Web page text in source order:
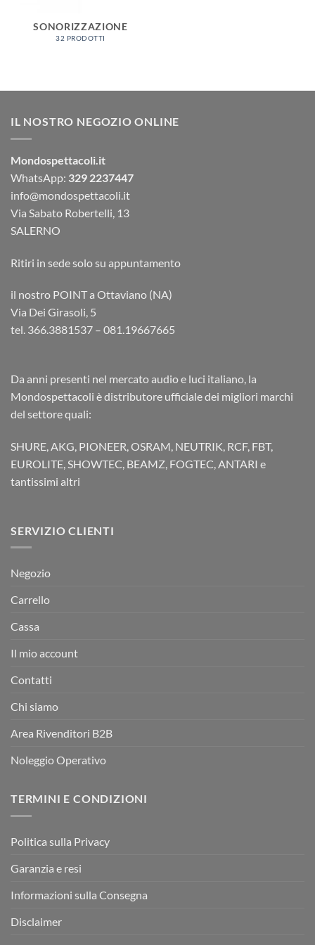
SONORIZZAZIONE
32 PRODOTTI
IL NOSTRO NEGOZIO ONLINE
Mondospettacoli.it
WhatsApp: 329 2237447
info@mondospettacoli.it
Via Sabato Robertelli, 13
SALERNO
Ritiri in sede solo su appuntamento
il nostro POINT a Ottaviano (NA)
Via Dei Girasoli, 5
tel. 366.3881537 – 081.19667665
Da anni presenti nel mercato audio e luci italiano, la
Mondospettacoli è distributore ufficiale dei migliori marchi
del settore quali:
SHURE, AKG, PIONEER, OSRAM, NEUTRIK, RCF, FBT,
EUROLITE, SHOWTEC, BEAMZ, FOGTEC, ANTARI e
tantissimi altri
SERVIZIO CLIENTI
Negozio
Carrello
Cassa
Il mio account
Contatti
Chi siamo
Area Rivenditori B2B
Noleggio Operativo
TERMINI E CONDIZIONI
Politica sulla Privacy
Garanzia e resi
Informazioni sulla Consegna
Disclaimer